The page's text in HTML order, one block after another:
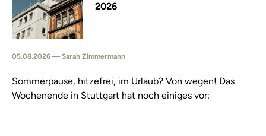
2026
05.08.2026 — Sarah Zimmermann
Sommerpause, hitzefrei, im Urlaub? Von wegen! Das
Wochenende in Stuttgart hat noch einiges vor: